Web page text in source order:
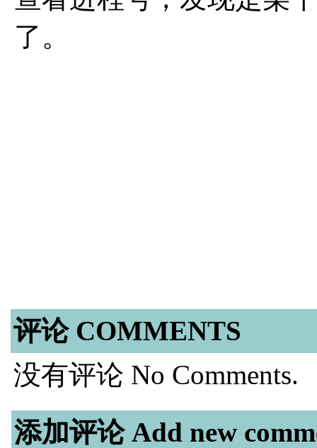
了。
评论 COMMENTS
没有评论 No Comments.
添加评论 Add new